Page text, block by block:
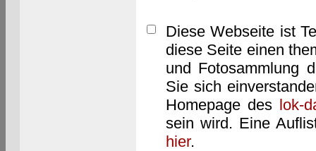
Diese Webseite ist
diese Seite einen
und Fotosammlung
Sie sich
Homepage des lok-
sein wird. Eine
hier.